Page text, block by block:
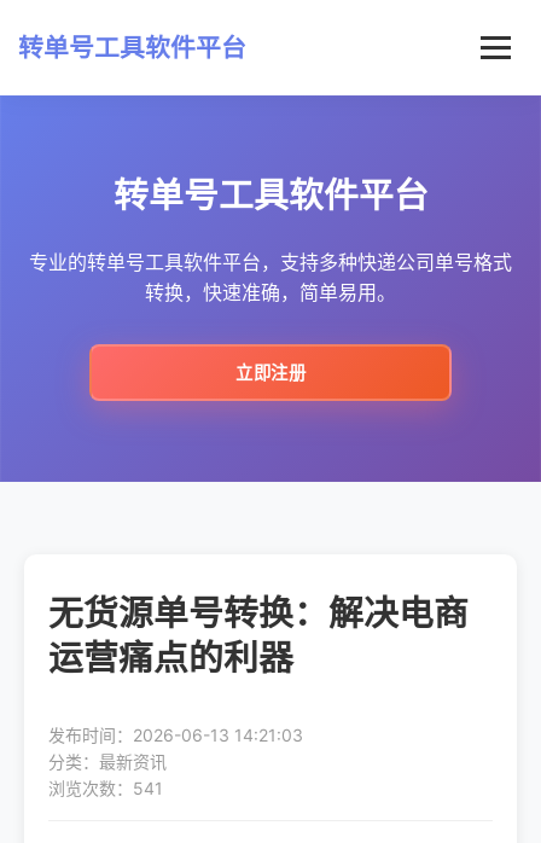
转单号工具软件平台
常见问题
最新资讯
转单号工具软件平台
专业的转单号工具软件平台，支持多种快递公司单号格式
转换，快速准确，简单易用。
立即注册
无货源单号转换：解决电商
运营痛点的利器
发布时间：2026-06-13 14:21:03
分类：最新资讯
浏览次数：541